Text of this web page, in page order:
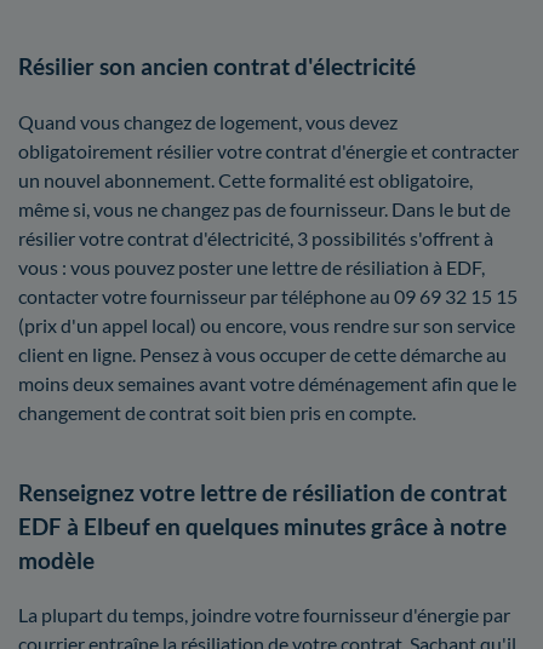
Résilier son ancien contrat d'électricité
Quand vous changez de logement, vous devez
obligatoirement résilier votre contrat d'énergie et contracter
un nouvel abonnement. Cette formalité est obligatoire,
même si, vous ne changez pas de fournisseur. Dans le but de
résilier votre contrat d'électricité, 3 possibilités s'offrent à
vous : vous pouvez poster une lettre de résiliation à EDF,
contacter votre fournisseur par téléphone au 09 69 32 15 15
(prix d'un appel local) ou encore, vous rendre sur son service
client en ligne. Pensez à vous occuper de cette démarche au
moins deux semaines avant votre déménagement afin que le
changement de contrat soit bien pris en compte.
Renseignez votre lettre de résiliation de contrat
EDF à Elbeuf en quelques minutes grâce à notre
modèle
La plupart du temps, joindre votre fournisseur d'énergie par
courrier entraîne la résiliation de votre contrat. Sachant qu'il